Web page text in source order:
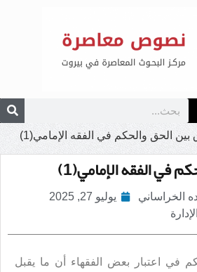
بين الحق والحكم في الفقه الإمامي(1)
في الفقه الإمامي(1)
الخراساني
يوليو 27, 2025
الإدارة
في اعتبار بعض الفقهاء أن ما يقبل